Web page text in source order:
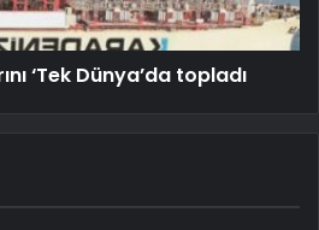
‘Tek Dünya’da topladı